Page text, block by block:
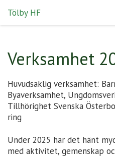
Tölby HF
Verksamhet
Huvudsaklig verksamhet:
Byaverksamhet,
Tillhörighet Svenska
ring
Under 2025 har det hänt
med aktivitet, gemenskap